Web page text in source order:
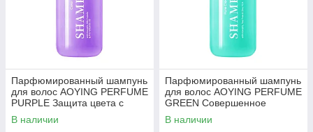
Парфюмированный шампунь
для волос AOYING PERFUME
PURPLE Защита цвета с
кератином, 500 мл
В наличии
Парфюмированный шампунь
для волос AOYING PERFUME
GREEN Совершенное
очищение с кератином, 500
мл
В наличии